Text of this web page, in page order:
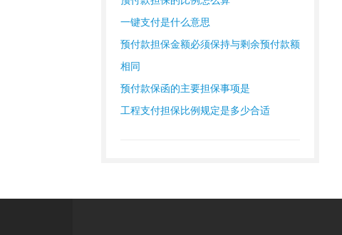
一键支付是什么意思
预付款担保金额必须保持与剩余预付款额
相同
预付款保函的主要担保事项是
工程支付担保比例规定是多少合适